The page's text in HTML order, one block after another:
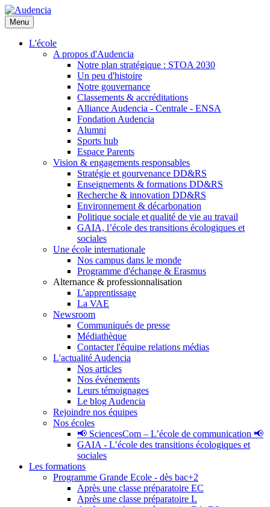
Aller
au
contenu
principal
Menu
L'école
A propos d'Audencia
Notre plan stratégique : STOA 2030
Un peu d'histoire
Notre gouvernance
Classements & accréditations
Alliance Audencia - Centrale - ENSA
Fondation Audencia
Alumni
Sports hub
Espace Parents
Vision & engagements responsables
Stratégie et gourvenance DD&RS
Enseignements & formations DD&RS
Recherche & innovation DD&RS
Environnement & décarbonation
Politique sociale et qualité de vie au travail
GAIA, l’école des transitions écologiques et
sociales
Une école internationale
Nos campus dans le monde
Programme d'échange & Erasmus
Alternance & professionnalisation
L'apprentissage
La VAE
Newsroom
Communiqués de presse
Médiathèque
Contacter l'équipe relations médias
L'actualité Audencia
Nos articles
Nos événements
Leurs témoignages
Le blog Audencia
Rejoindre nos équipes
Nos écoles
📢 SciencesCom – L’école de communication 📢
GAIA - L’école des transitions écologiques et
sociales
Les formations
Programme Grande Ecole - dès bac+2
Après une classe préparatoire EC
Après une classe préparatoire L